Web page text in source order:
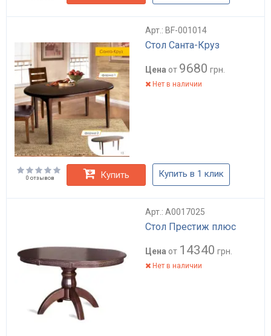
Арт.: BF-001014
Стол Санта-Круз
Цена от 9680 грн.
Нет в наличии
0 отзывов Купить Купить в 1 клик
Арт.: А0017025
Стол Престиж плюс
Цена от 14340 грн.
Нет в наличии